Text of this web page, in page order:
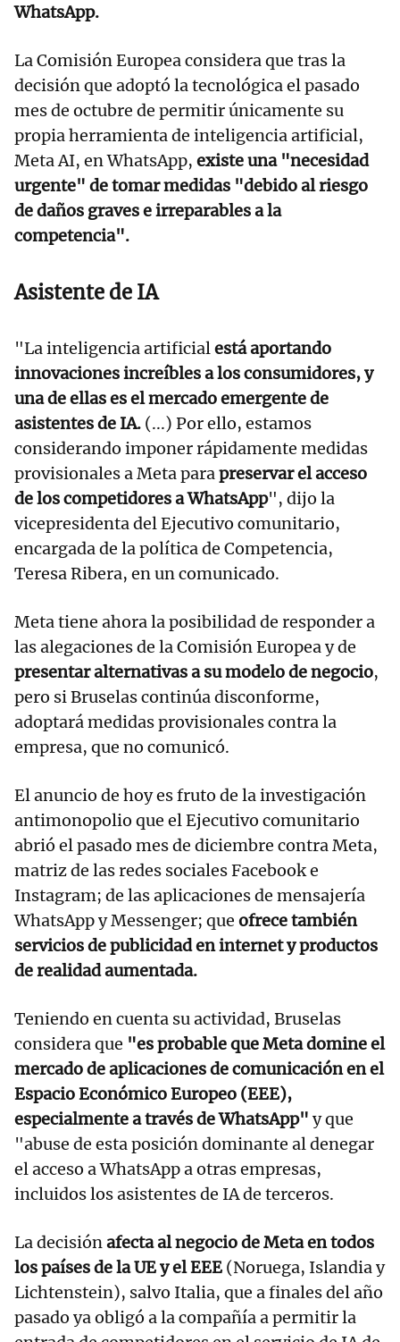
WhatsApp.
La Comisión Europea considera que tras la
decisión que adoptó la tecnológica el pasado
mes de octubre de permitir únicamente su
propia herramienta de inteligencia artificial,
Meta AI, en WhatsApp, existe una "necesidad
urgente" de tomar medidas "debido al riesgo
de daños graves e irreparables a la
competencia".
Asistente de IA
"La inteligencia artificialestá aportando
innovaciones increíbles a los consumidores, y
una de ellas es el mercado emergente de
asistentes de IA. (...) Por ello, estamos
considerando imponer rápidamente medidas
provisionales a Meta parapreservar el acceso
de los competidores a WhatsApp", dijo la
vicepresidenta del Ejecutivo comunitario,
encargada de la política de Competencia,
Teresa Ribera, en un comunicado.
Meta tiene ahora la posibilidad de responder a
las alegaciones de la Comisión Europea y de
presentar alternativas a su modelo de negocio,
pero si Bruselas continúa disconforme,
adoptará medidas provisionales contra la
empresa, que no comunicó.
El anuncio de hoy es fruto de la investigación
antimonopolio que el Ejecutivo comunitario
abrió el pasado mes de diciembre contra Meta,
matriz de las redes sociales Facebook e
Instagram; de las aplicaciones de mensajería
WhatsApp y Messenger; que ofrece también
servicios de publicidad en internet y productos
de realidad aumentada.
Teniendo en cuenta su actividad, Bruselas
considera que "es probable que Meta domine el
mercado de aplicaciones de comunicación en el
Espacio Económico Europeo (EEE),
especialmente a través de WhatsApp" y que
"abuse de esta posición dominante al denegar
el acceso a WhatsApp a otras empresas,
incluidos los asistentes de IA de terceros.
La decisiónafecta al negocio de Meta en todos
los países de la UE y el EEE (Noruega, Islandia y
Lichtenstein), salvo Italia, que a finales del año
pasado ya obligó a la compañía a permitir la